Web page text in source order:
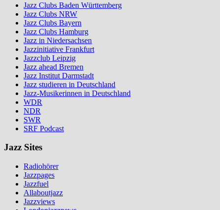
Jazz Clubs Baden Württemberg
Jazz Clubs NRW
Jazz Clubs Bayern
Jazz Clubs Hamburg
Jazz in Niedersachsen
Jazzinitiative Frankfurt
Jazzclub Leipzig
Jazz ahead Bremen
Jazz Institut Darmstadt
Jazz studieren in Deutschland
Jazz-Musikerinnen in Deutschland
WDR
NDR
SWR
SRF Podcast
Jazz Sites
Radiohörer
Jazzpages
Jazzfuel
Allaboutjazz
Jazzviews